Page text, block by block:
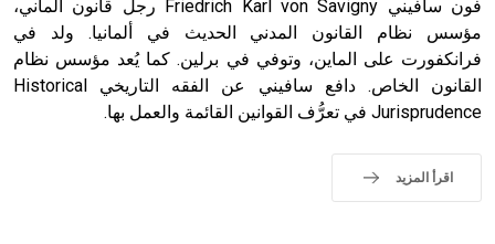
- هل تعلم أن أبجر Abgar اسم معروف جيداً يعود إلى عدد من
الملوك الذين حكموا مدينة إديسا (الرها) من أبجر الأول وحتى
التاسع، وهم ينتسبون إلى أسرة أوسروين
فون سافيني Friedrich Karl von Savigny رجل قانون ألماني،
مؤسس نظام القانون المدني الحديث في ألمانيا. ولد في
فرانكفورت على الماين، وتوفي في برلين. كما يُعد مؤسس نظام
القانون الخاص. دافع سافيني عن الفقه التاريخي Historical
Jurisprudence في تعرُّف القوانين القائمة والعمل بها.
اقرأ المزيد